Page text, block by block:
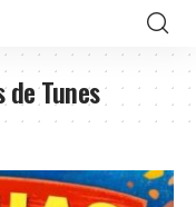
de Tunes